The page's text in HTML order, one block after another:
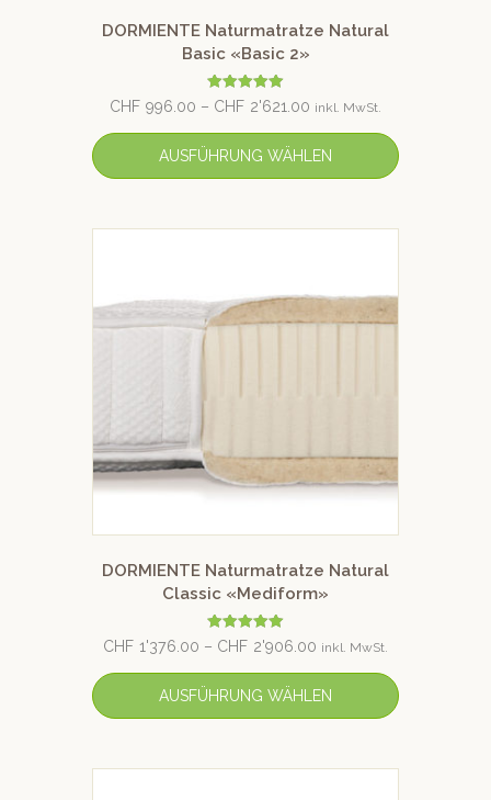
DORMIENTE Naturmatratze Natural
Basic «Basic 2»
Bewertet mit
5.00
CHF 996.00 – CHF 2'621.00 inkl. MwSt.
AUSFÜHRUNG WÄHLEN
DORMIENTE Naturmatratze Natural
Classic «Mediform»
Bewertet mit
5.00
CHF 1'376.00 – CHF 2'906.00 inkl. MwSt.
AUSFÜHRUNG WÄHLEN